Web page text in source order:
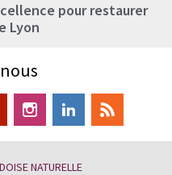
pour restaurer
Lyon
NATURELLE